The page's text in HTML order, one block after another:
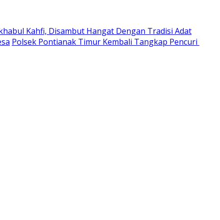
Kahfi, Disambut Hangat Dengan Tradisi Adat
Polsek Pontianak Timur Kembali Tangkap Pencuri